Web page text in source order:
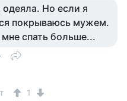
одеяла. Но если я
покрываюсь мужем.
спать больше...
1